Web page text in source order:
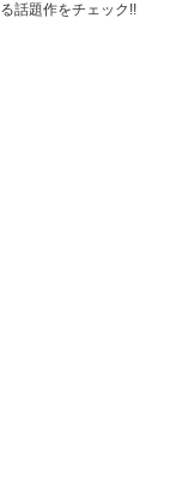
る話題作をチェック!!